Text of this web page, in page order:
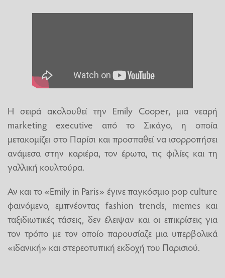
Η σειρά ακολουθεί την Emily Cooper, μια νεαρή
marketing executive από το Σικάγο, η οποία
μετακομίζει στο Παρίσι και προσπαθεί να ισορροπήσει
ανάμεσα στην καριέρα, τον έρωτα, τις φιλίες και τη
γαλλική κουλτούρα.
Αν και το «Emily in Paris» έγινε παγκόσμιο pop culture
φαινόμενο, εμπνέοντας fashion trends, memes και
ταξιδιωτικές τάσεις, δεν έλειψαν και οι επικρίσεις για
τον τρόπο με τον οποίο παρουσίαζε μια υπερβολικά
«ιδανική» και στερεοτυπική εκδοχή του Παρισιού.